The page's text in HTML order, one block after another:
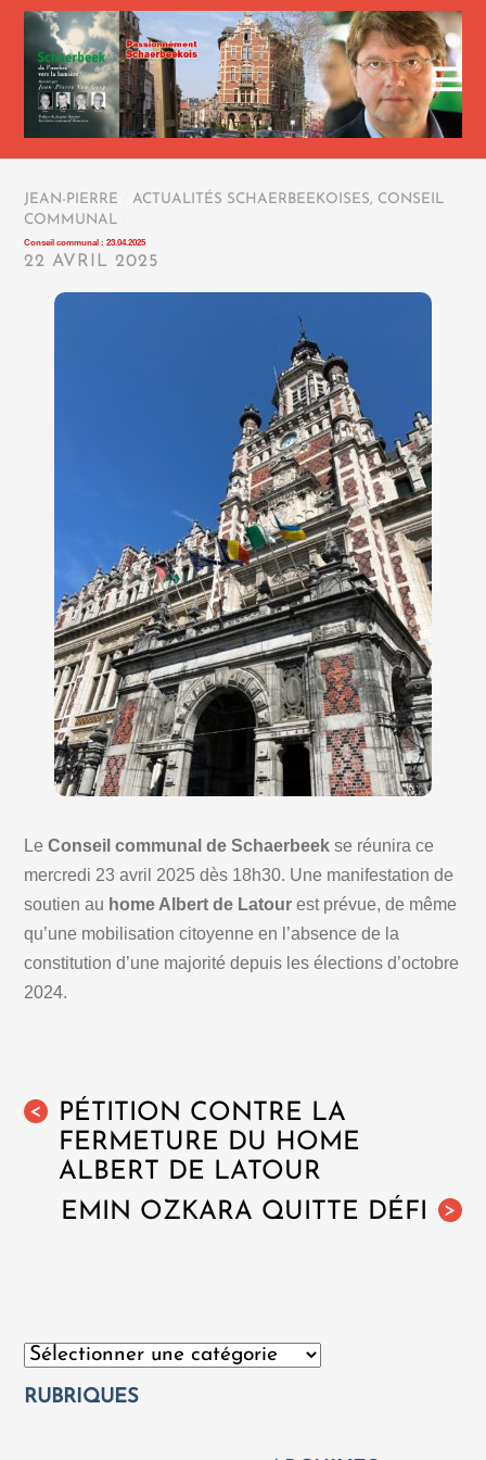
JEAN-PIERRE ACTUALITÉS SCHAERBEEKOISES, CONSEIL
COMMUNAL
Conseil communal : 23.04.2025
22 AVRIL 2025
LeConseil communal de Schaerbeek se réunira ce
mercredi 23 avril 2025 dès 18h30. Une manifestation de
soutien au home Albert de Latour est prévue, de même
qu’une mobilisation citoyenne en l’absence de la
constitution d’une majorité depuis les élections d’octobre
2024.
<
PÉTITION CONTRE LA
FERMETURE DU HOME
ALBERT DE LATOUR
>
EMIN OZKARA QUITTE DÉFI
Catégories
RUBRIQUES